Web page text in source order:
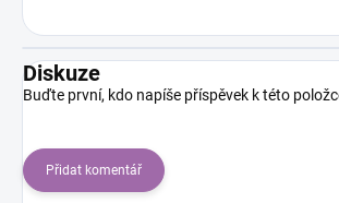
Diskuze
Buďte první, kdo napíše příspěvek k této
Přidat komentář